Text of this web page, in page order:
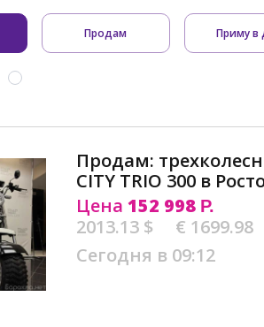
Продам Приму в
Продам:
CITY TRIO 300 в
Цена 152 998 Р.
2013.13 $
€ 1699.98
Сегодня в 09:12